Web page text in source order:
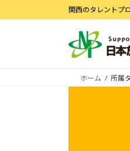
ン
ビ
関西のタレントプ
ホーム 所属